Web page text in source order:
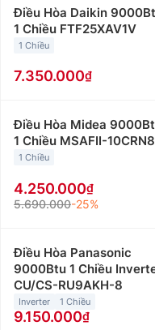
số gợi ý để giúp bạn
phù hợp với căn
Điều hòa Mitsubishi
9000btu phù hợp với
việc nhỏ. Giá bán điều
động từ 6 triệu đồng
Điều hòa Mitsubishi
12000btu thường
có diện tích từ 15 đến
12000btu giao động
Điều hòa Mitsubishi
18000btu phù hợp với
từ 20 đến dưới 30m2
Điều Hòa Daikin
1 Chiều FTF25XAV1V
1 Chiều
7.350.000
Điều Hòa Midea
1 Chiều MSAFII-10CRN8
1 Chiều
4.250.000
5.690.000-25%
Điều Hòa Panasonic
9000Btu 1 Chiều
CU/CS-RU9AKH-8
Inverter 1 Chiều
9.150.000